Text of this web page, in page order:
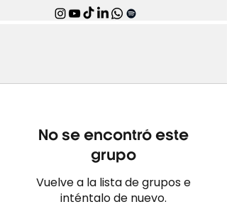
No se encontró este
grupo
Vuelve a la lista de grupos e
inténtalo de nuevo.